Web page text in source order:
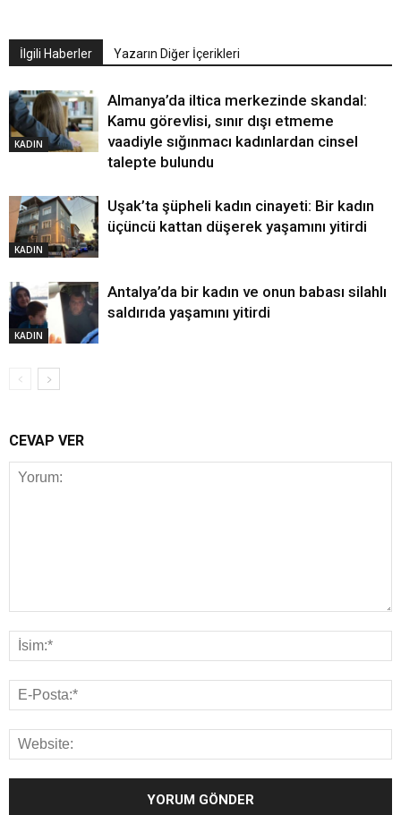
İlgili Haberler Yazarın Diğer İçerikleri
KADIN
Almanya’da iltica merkezinde skandal:
Kamu görevlisi, sınır dışı etmeme
vaadiyle sığınmacı kadınlardan cinsel
talepte bulundu
KADIN
Uşak’ta şüpheli kadın cinayeti: Bir kadın
üçüncü kattan düşerek yaşamını yitirdi
KADIN
Antalya’da bir kadın ve onun babası silahlı
saldırıda yaşamını yitirdi
CEVAP VER